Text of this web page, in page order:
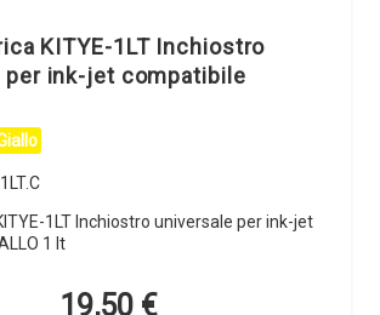
KITYE-1LT Inchiostro
per ink-jet compatibile
1LT Inchiostro universale per ink-jet
1 lt
19,50 €